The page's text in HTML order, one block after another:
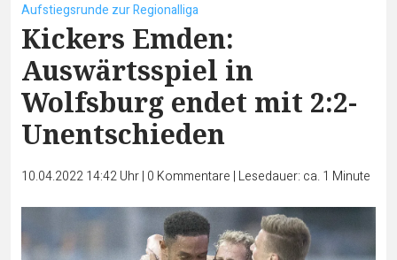
Aufstiegsrunde zur Regionalliga
Kickers Emden:
Auswärtsspiel in
Wolfsburg endet mit 2:2-
Unentschieden
10.04.2022 14:42 Uhr| 0 Kommentare | Lesedauer: ca. 1 Minute